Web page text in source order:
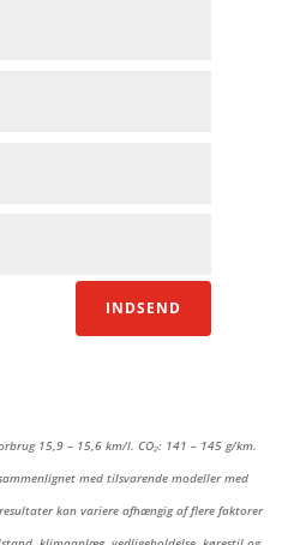
INDSEND
15,9 – 15,6 km/l. CO₂: 141 – 145 g/km.
med tilsvarende modeller med
kan variere afhængig af flere faktorer